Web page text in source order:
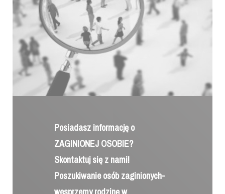
Posiadasz informację o
ZAGINIONEJ OSOBIE?
Skontaktuj się z nami!
Poszukiwanie osób zaginionych-